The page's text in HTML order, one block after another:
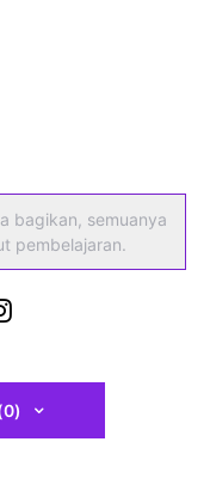
bagikan, semuanya
pembelajaran.